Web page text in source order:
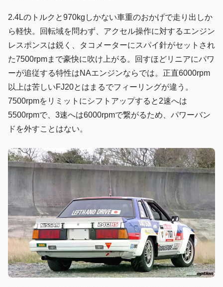
2.4Lのトルクと970kgしかない車重のおかげで走り出しか
ら軽快。回転域を問わず、アクセル操作に対するエンジン
レスポンスは鋭く、タコメーターにスパイ針がセットされ
た7500rpmまで豪快に吹け上がる。回すほどリニアにパワ
ーが追従する特性はNAエンジンならでは。正直6000rpm
以上は苦しいFJ20とはまるでフィーリングが違う。
7500rpmをリミットにシフトアップすると2速へは
5500rpmで、3速へは6000rpmで繋がるため、パワーバン
ドを外すことはない。